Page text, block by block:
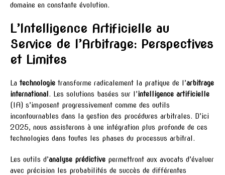
domaine en constante évolution.
L’Intelligence Artificielle au
Service de l’Arbitrage: Perspectives
et Limites
La technologie transforme radicalement la pratique de l’arbitrage
international . Les solutions basées sur l’intelligence artificielle
(IA) s’imposent progressivement comme des outils
incontournables dans la gestion des procédures arbitrales. D’ici
2025, nous assisterons à une intégration plus profonde de ces
technologies dans toutes les phases du processus arbitral.
Les outils d’analyse prédictive permettront aux avocats d’évaluer
avec précision les probabilités de succès de différentes